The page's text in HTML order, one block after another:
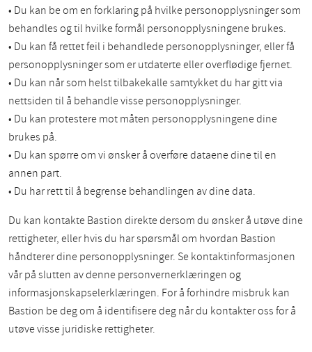
• Du kan be om en forklaring på hvilke personopplysninger som
behandles og til hvilke formål personopplysningene brukes.
• Du kan få rettet feil i behandlede personopplysninger, eller få
personopplysninger som er utdaterte eller overflødige fjernet.
• Du kan når som helst tilbakekalle samtykket du har gitt via
nettsiden til å behandle visse personopplysninger.
• Du kan protestere mot måten personopplysningene dine
brukes på.
• Du kan spørre om vi ønsker å overføre dataene dine til en
annen part.
• Du har rett til å begrense behandlingen av dine data.
Du kan kontakte Bastion direkte dersom du ønsker å utøve dine
rettigheter, eller hvis du har spørsmål om hvordan Bastion
håndterer dine personopplysninger. Se kontaktinformasjonen
vår på slutten av denne personvernerklæringen og
informasjonskapselerklæringen. For å forhindre misbruk kan
Bastion be deg om å identifisere deg når du kontakter oss for å
utøve visse juridiske rettigheter.